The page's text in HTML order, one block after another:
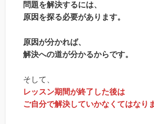
問題を解決するには、
原因を探る必要があります。
原因が分かれば、
解決への道が分かるからです。
そして、
レッスン期間が終了した後は
ご自分で解決していかなくてはなり